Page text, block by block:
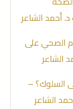
أحمد الشاعر
الصحي على
الشاعر
السلوك؟ –
الشاعر